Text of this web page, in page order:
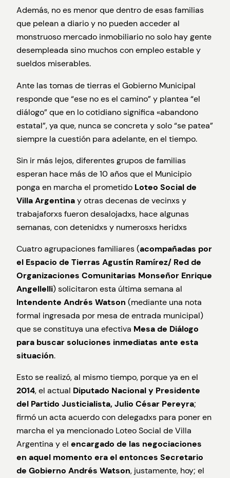
Además, no es menor que dentro de esas familias
que pelean a diario y no pueden acceder al
monstruoso mercado inmobiliario no solo hay gente
desempleada sino muchos con empleo estable y
sueldos miserables.
Ante las tomas de tierras el Gobierno Municipal
responde que “ese no es el camino” y plantea “el
diálogo” que en lo cotidiano significa «abandono
estatal”, ya que, nunca se concreta y solo “se patea”
siempre la cuestión para adelante, en el tiempo.
Sin ir más lejos, diferentes grupos de familias
esperan hace más de 10 años que el Municipio
ponga en marcha el prometido Loteo Social de
Villa Argentinay otras decenas de vecinxs y
trabajaforxs fueron desalojadxs, hace algunas
semanas, con detenidxs y numerosxs heridxs
Cuatro agrupaciones familiares (acompañadas por
el Espacio de Tierras Agustín Ramírez/ Red de
Organizaciones Comunitarias Monseñor Enrique
Angellelli) solicitaron esta última semana al
Intendente Andrés Watson (mediante una nota
formal ingresada por mesa de entrada municipal)
que se constituya una efectiva Mesa de Diálogo
para buscar soluciones inmediatas ante esta
situación.
Esto se realizó, al mismo tiempo, porque ya en el
2014, el actual Diputado Nacional y Presidente
del Partido Justicialista, Julio César Pereyra;
firmó un acta acuerdo con delegadxs para poner en
marcha el ya mencionado Loteo Social de Villa
Argentina y el encargado de las negociaciones
en aquel momento era el entonces Secretario
de Gobierno Andrés Watson, justamente, hoy; el